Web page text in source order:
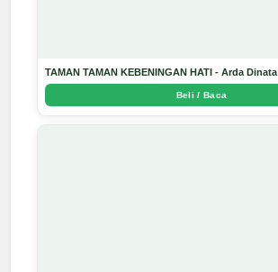
TAMAN TAMAN KEBENINGAN HATI - Arda Dinata
Beli / Baca